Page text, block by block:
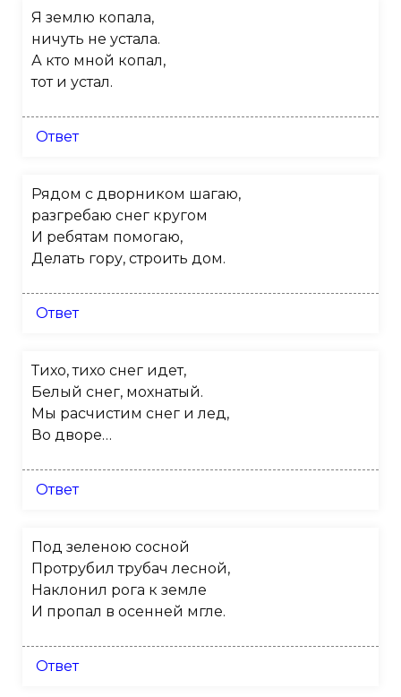
Я землю копала,
ничуть не устала.
А кто мной копал,
тот и устал.
Ответ
Рядом с дворником шагаю,
разгребаю снег кругом
И ребятам помогаю,
Делать гору, строить дом.
Ответ
Тихо, тихо снег идет,
Белый снег, мохнатый.
Мы расчистим снег и лед,
Во дворе…
Ответ
Под зеленою сосной
Протрубил трубач лесной,
Наклонил рога к земле
И пропал в осенней мгле.
Ответ